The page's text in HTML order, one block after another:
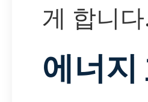
게 합니
에너지